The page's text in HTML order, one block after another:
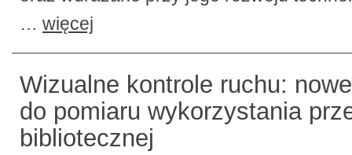
… więcej
Wizualne kontrole ruchu:
do pomiaru wykorzystania
bibliotecznej